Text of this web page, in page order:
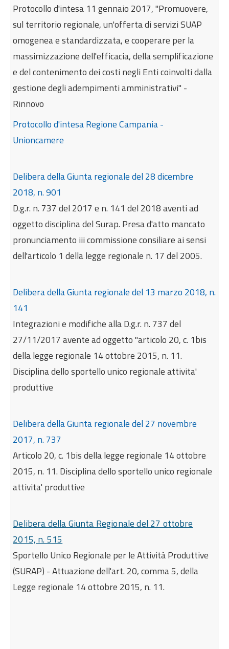
Protocollo d'intesa 11 gennaio 2017, "Promuovere,
sul territorio regionale, un'offerta di servizi SUAP
omogenea e standardizzata, e cooperare per la
massimizzazione dell'efficacia, della semplificazione
e del contenimento dei costi negli Enti coinvolti dalla
gestione degli adempimenti amministrativi" -
Rinnovo
Protocollo d'intesa Regione Campania -
Unioncamere
Delibera della Giunta regionale del 28 dicembre
2018, n. 901
D.g.r. n. 737 del 2017 e n. 141 del 2018 aventi ad
oggetto disciplina del Surap. Presa d'atto mancato
pronunciamento iii commissione consiliare ai sensi
dell'articolo 1 della legge regionale n. 17 del 2005.
Delibera della Giunta regionale del 13 marzo 2018, n.
141
Integrazioni e modifiche alla D.g.r. n. 737 del
27/11/2017 avente ad oggetto "articolo 20, c. 1bis
della legge regionale 14 ottobre 2015, n. 11.
Disciplina dello sportello unico regionale attivita'
produttive
Delibera della Giunta regionale del 27 novembre
2017, n. 737
Articolo 20, c. 1bis della legge regionale 14 ottobre
2015, n. 11. Disciplina dello sportello unico regionale
attivita' produttive
Delibera della Giunta Regionale del 27 ottobre
2015, n. 515
Sportello Unico Regionale per le Attività Produttive
(SURAP) - Attuazione dell'art. 20, comma 5, della
Legge regionale 14 ottobre 2015, n. 11.